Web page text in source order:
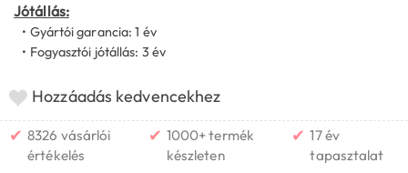
Jótállás:
• Gyártói garancia: 1 év
• Fogyasztói jótállás: 3 év
Hozzáadás kedvencekhez
✔ 8326 vásárlói
értékelés
✔ 1000+ termék
készleten
✔ 17 év
tapasztalat